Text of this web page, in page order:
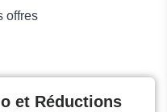
offres
et Réductions